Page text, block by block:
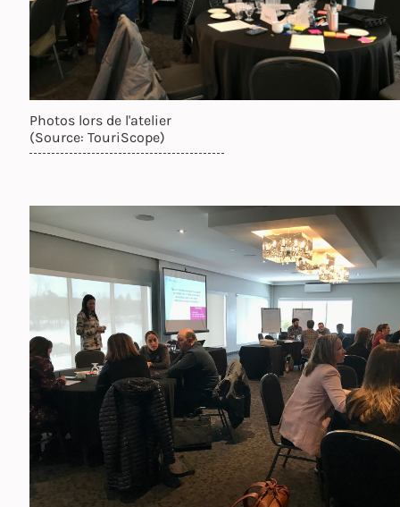
Photos lors de l'atelier
(Source: TouriScope)